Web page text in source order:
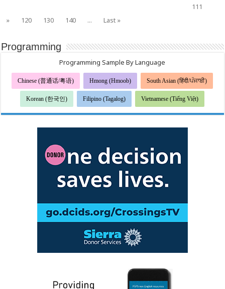
에
스
가
지
역
최
고
의
지
보
올
라
111
»
120 130 140 ... Last »
Programming
Programming Sample By Language
Chinese (普通话/粤语) Hmong (Hmoob) South Asian (हिंदी/ਪੰਜਾਬੀ)
Korean (한국인) Filipino (Tagalog) Vietnamese (Tiếng Việt)